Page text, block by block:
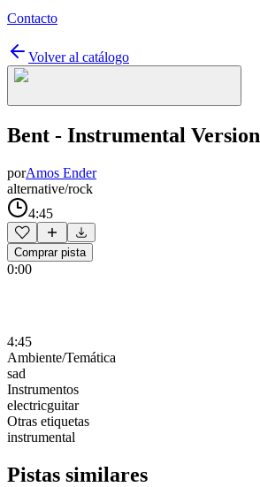
Contacto
Volver al catálogo
Bent - Instrumental Version
porAmos Ender
alternative/rock
4:45
Comprar pista
0:00
4:45
Ambiente/Temática
sad
Instrumentos
electricguitar
Otras etiquetas
instrumental
Pistas similares